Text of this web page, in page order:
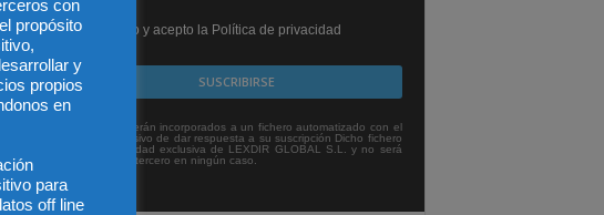
He leído y acepto la Política de privacidad
Sus datos serán incorporados a un fichero automatizado con el
objeto exclusivo de dar respuesta a su suscripción Dicho fichero
es de titularidad exclusiva de LEXDIR GLOBAL S.L. y no será
cedido a un tercero en ningún caso.
con
propósito
y
propios
en
para
off line